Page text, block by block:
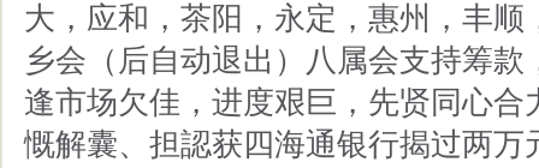
大，应和，茶阳，永定，惠州，丰
乡会（后自动退出）八属会支持筹
逢市场欠佳，进度艰巨，先贤同心
慨解囊、担認获四海通银行揭过两